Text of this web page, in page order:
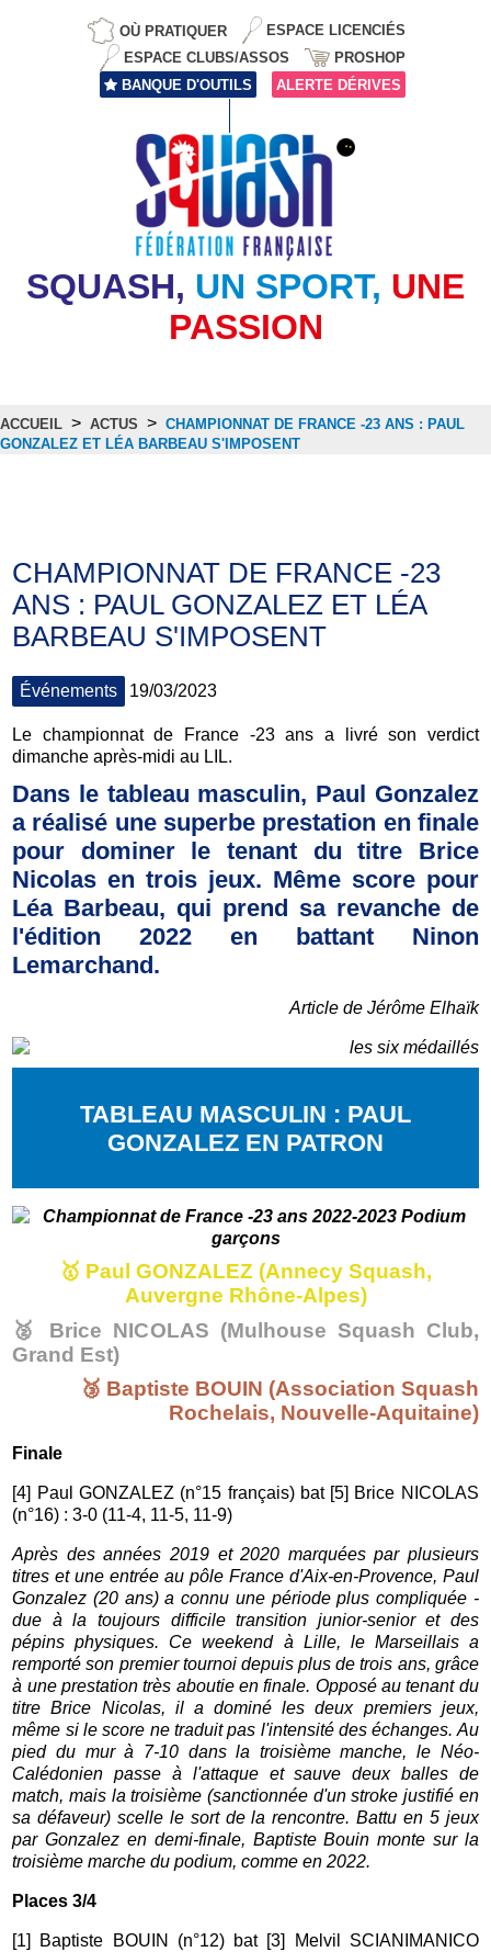
OÙ PRATIQUER
ESPACE LICENCIÉS
ESPACE CLUBS/ASSOS
PROSHOP
BANQUE D'OUTILS
ALERTE DÉRIVES
SQUASH, UN SPORT, UNE
PASSION
ACCUEIL > ACTUS > CHAMPIONNAT DE FRANCE -23 ANS : PAUL
GONZALEZ ET LÉA BARBEAU S'IMPOSENT
CHAMPIONNAT DE FRANCE -23
ANS : PAUL GONZALEZ ET LÉA
BARBEAU S'IMPOSENT
Événements 19/03/2023
Le championnat de France -23 ans a livré son verdict
dimanche après-midi au LIL.
Dans le tableau masculin, Paul Gonzalez
a réalisé une superbe prestation en finale
pour dominer le tenant du titre Brice
Nicolas en trois jeux. Même score pour
Léa Barbeau, qui prend sa revanche de
l'édition 2022 en battant Ninon
Lemarchand.
Article de Jérôme Elhaïk
TABLEAU MASCULIN : PAUL
GONZALEZ EN PATRON
🥇 Paul GONZALEZ (Annecy Squash,
Auvergne Rhône-Alpes)
🥈 Brice NICOLAS (Mulhouse Squash Club,
Grand Est)
🥉 Baptiste BOUIN (Association Squash
Rochelais, Nouvelle-Aquitaine)
Finale
[4] Paul GONZALEZ (n°15 français) bat [5] Brice NICOLAS
(n°16) : 3-0 (11-4, 11-5, 11-9)
Après des années 2019 et 2020 marquées par plusieurs
titres et une entrée au pôle France d'Aix-en-Provence, Paul
Gonzalez (20 ans) a connu une période plus compliquée -
due à la toujours difficile transition junior-senior et des
pépins physiques. Ce weekend à Lille, le Marseillais a
remporté son premier tournoi depuis plus de trois ans, grâce
à une prestation très aboutie en finale. Opposé au tenant du
titre Brice Nicolas, il a dominé les deux premiers jeux,
même si le score ne traduit pas l'intensité des échanges. Au
pied du mur à 7-10 dans la troisième manche, le Néo-
Calédonien passe à l'attaque et sauve deux balles de
match, mais la troisième (sanctionnée d'un stroke justifié en
sa défaveur) scelle le sort de la rencontre. Battu en 5 jeux
par Gonzalez en demi-finale, Baptiste Bouin monte sur la
troisième marche du podium, comme en 2022.
Places 3/4
[1] Baptiste BOUIN (n°12) bat [3] Melvil SCIANIMANICO